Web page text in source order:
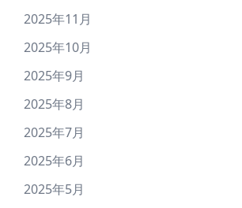
2025年11月
2025年10月
2025年9月
2025年8月
2025年7月
2025年6月
2025年5月